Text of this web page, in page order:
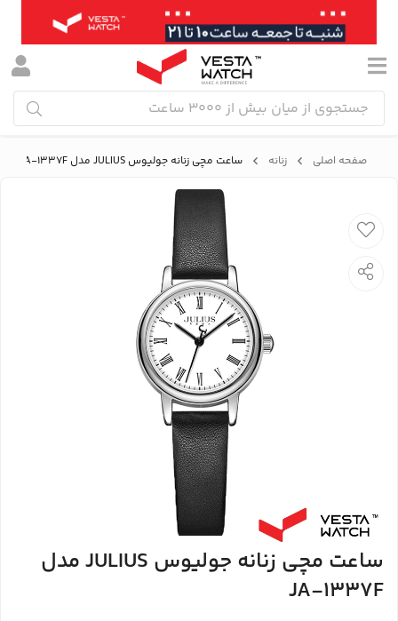
صفحه اصلی زنانه ساعت مچی زنانه جولیوس JULIUS مدل JA-1337F
ساعت مچی زنانه جولیوس JULIUS مدل
JA-1337F